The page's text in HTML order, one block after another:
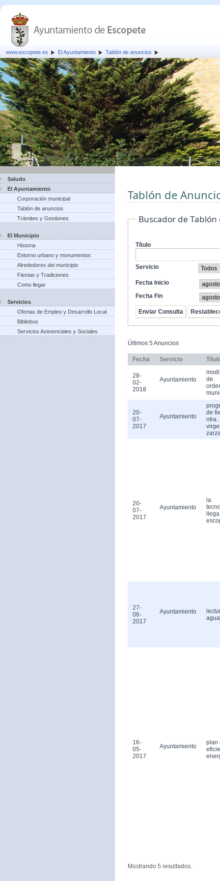
www.escopete.es El Ayuntamiento Tablón de anuncios
Saludo
El Ayuntamiento
Corporación municipal
Tablón de anuncios
Trámites y Gestiones
El Municipio
Historia
Entorno urbano y monumentos
Alrededores del municipio
Fiestas y Tradiciones
Como llegar
Servicios
Ofertas de Empleo y Desarrollo Local
Bibliobus
Servicios Asistenciales y Sociales
Tablón de
Buscador de
Título
Servicio
Fecha Inicio
Fecha Fin
Últimos 5 Anuncios
Fecha Servicio
28-
02-
2018
Ayuntamiento
de
20-
07-
2017
Ayuntamiento
de
ntra.
20-
07-
2017
Ayuntamiento
la
27-
06-
2017
Ayuntamiento
16-
05-
2017
Ayuntamiento
plan
Mostrando 5 resultados.